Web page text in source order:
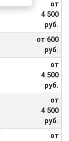
от
4 500
руб.
от 600
руб.
от
4 500
руб.
от
4 500
руб.
от